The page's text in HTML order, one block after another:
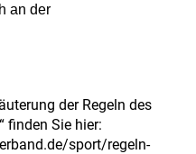
an der
der Regeln des
finden Sie hier:
sport/regeln-